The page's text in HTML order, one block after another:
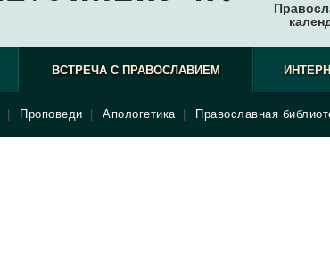
ВСТРЕЧА С ПРАВОСЛАВИЕМ
Проповеди Апологетика Православная